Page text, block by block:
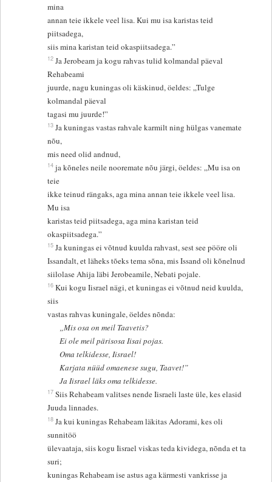
mina
annan teie ikkele veel lisa. Kui mu isa karistas teid
piitsadega,
siis mina karistan teid okaspiitsadega.”
12 Ja Jerobeam ja kogu rahvas tulid kolmandal päeval
Rehabeami
juurde, nagu kuningas oli käskinud, öeldes: „Tulge
kolmandal päeval
tagasi mu juurde!”
13 Ja kuningas vastas rahvale karmilt ning hülgas vanemate
nõu,
mis need olid andnud,
14 ja kõneles neile nooremate nõu järgi, öeldes: „Mu isa on
teie
ikke teinud rängaks, aga mina annan teie ikkele veel lisa.
Mu isa
karistas teid piitsadega, aga mina karistan teid
okaspiitsadega.”
15 Ja kuningas ei võtnud kuulda rahvast, sest see pööre oli
Issandalt, et läheks tõeks tema sõna, mis Issand oli kõnelnud
siilolase Ahija läbi Jerobeamile, Nebati pojale.
16 Kui kogu Iisrael nägi, et kuningas ei võtnud neid kuulda,
siis
vastas rahvas kuningale, öeldes nõnda:
„Mis osa on meil Taavetis?
Ei ole meil pärisosa Iisai pojas.
Oma telkidesse, Iisrael!
Karjata nüüd omaenese sugu, Taavet!”
Ja Iisrael läks oma telkidesse.
17 Siis Rehabeam valitses nende Iisraeli laste üle, kes elasid
Juuda linnades.
18 Ja kui kuningas Rehabeam läkitas Adorami, kes oli
sunnitöö
ülevaataja, siis kogu Iisrael viskas teda kividega, nõnda et ta
suri;
kuningas Rehabeam ise astus aga kärmesti vankrisse ja